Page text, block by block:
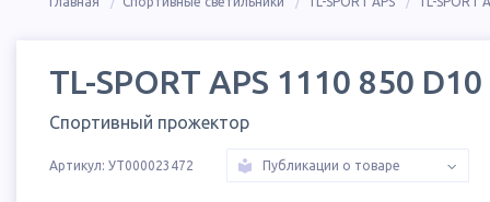
TL-SPORT APS 1110 850 D10
Спортивный прожектор
Артикул: УТ000023472 Публикации о товаре